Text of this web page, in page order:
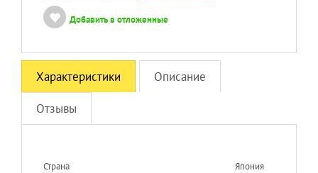
Добавить в отложенные
Характеристики Описание
Отзывы
Страна Япония